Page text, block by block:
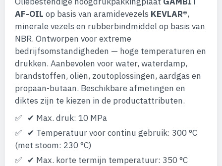
afbeeldingen-
gallerij
AF-OIL op basis van aramidevezels KEVLAR®,
minerale vezels en rubberbindmiddel op basis van
NBR. Ontworpen voor extreme
bedrijfsomstandigheden — hoge temperaturen en
drukken. Aanbevolen voor water, waterdamp,
brandstoffen, oliën, zoutoplossingen, aardgas en
propaan-butaan. Beschikbare afmetingen en
diktes zijn te kiezen in de productattributen.
✔ Max. druk: 10 MPa
✔ Temperatuur voor continu gebruik: 300 °C
(met stoom: 230 °C)
✔ Max. korte termijn temperatuur: 350 °C